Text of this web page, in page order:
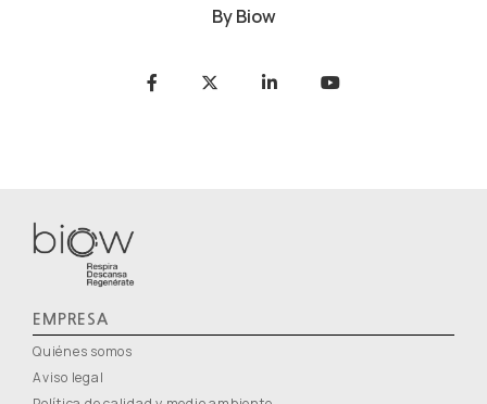
ByBiow
EMPRESA
Quiénes somos
Aviso legal